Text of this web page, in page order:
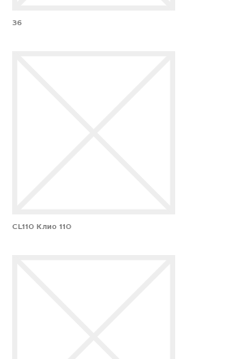
36
CL110 Клио 110